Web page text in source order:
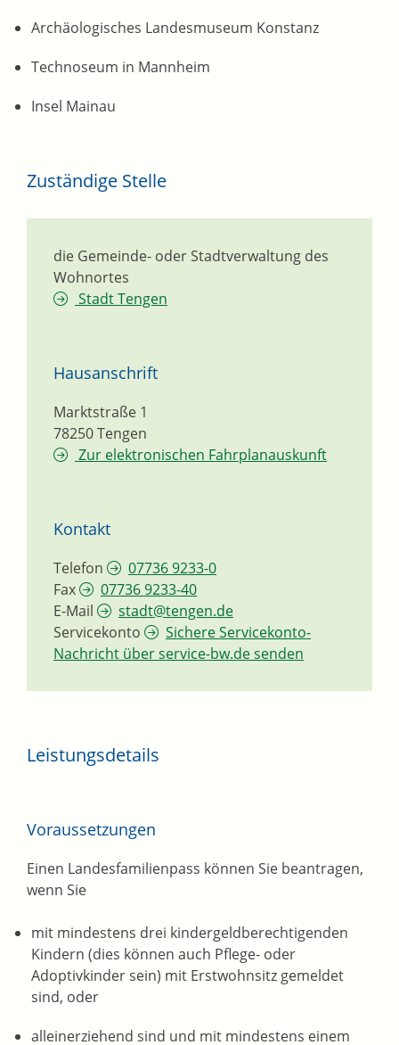
Archäologisches Landesmuseum Konstanz
Technoseum in Mannheim
Insel Mainau
Zuständige Stelle
die Gemeinde- oder Stadtverwaltung des
Wohnortes
Stadt Tengen
Hausanschrift
Marktstraße 1
78250Tengen
Zur elektronischen Fahrplanauskunft
Kontakt
Telefon
07736 9233-0
Fax
07736 9233-40
E-Mail
stadt@tengen.de
Servicekonto
Sichere Servicekonto-
Nachricht über service-bw.de senden
Leistungsdetails
Voraussetzungen
Einen Landesfamilienpass können Sie beantragen,
wenn Sie
mit mindestens drei kindergeldberechtigenden
Kindern (dies können auch Pflege- oder
Adoptivkinder sein) mit Erstwohnsitz gemeldet
sind, oder
alleinerziehend sind und mit mindestens einem